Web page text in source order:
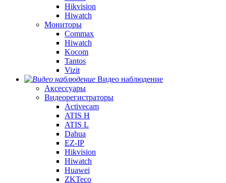
Hikvision
Hiwatch
Мониторы
Commax
Hiwatch
Kocom
Tantos
Vizit
Видео наблюдение
Аксессуары
Видеорегистраторы
Activecam
ATIS H
ATIS L
Dahua
EZ-IP
Hikvision
Hiwatch
Huawei
ZKTeco